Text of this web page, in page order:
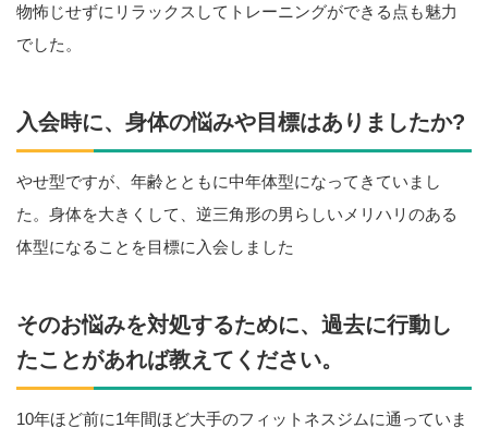
物怖じせずにリラックスしてトレーニングができる点も魅力
でした。
入会時に、身体の悩みや目標はありましたか?
やせ型ですが、年齢とともに中年体型になってきていまし
た。身体を大きくして、逆三角形の男らしいメリハリのある
体型になることを目標に入会しました
そのお悩みを対処するために、過去に行動し
たことがあれば教えてください。
10年ほど前に1年間ほど大手のフィットネスジムに通っていま